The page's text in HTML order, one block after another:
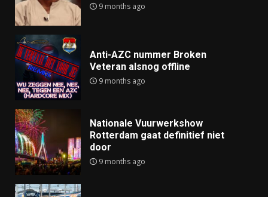
9 months ago
Anti-AZC nummer Broken
Veteran alsnog offline
9 months ago
Nationale Vuurwerkshow
Rotterdam gaat definitief niet
door
9 months ago